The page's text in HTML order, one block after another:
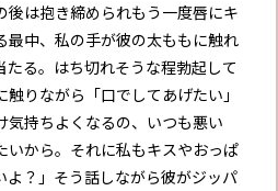
後は抱き締められもう一度唇にキ
最中、私の手が彼の太ももに触れ
たる。はち切れそうな程勃起して
りながら「口でしてあげたい」
気持ちよくなるの、いつも悪い
いから。それに私もキスやおっぱ
よ？」そう話しながら彼がジッパ